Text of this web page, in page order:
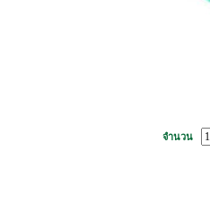
จำนวน